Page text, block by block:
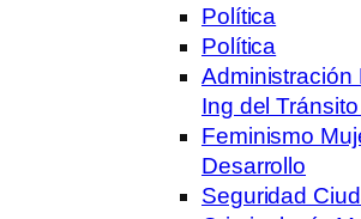
Política
Política
Administración
Ing del
Feminismo
Desarrollo
Seguridad